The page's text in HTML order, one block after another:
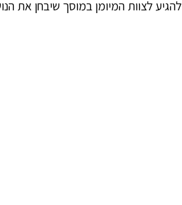
לצוות המיומן במוסך שיבחן את